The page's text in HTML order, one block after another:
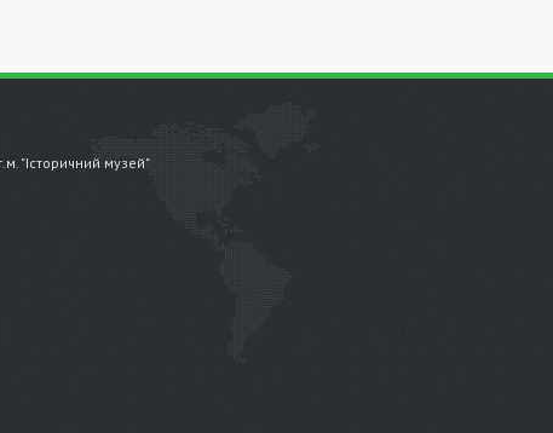
"Історичний музей"